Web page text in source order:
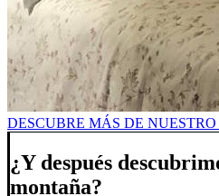
DESCUBRE MÁS DE
¿Y después
montaña?